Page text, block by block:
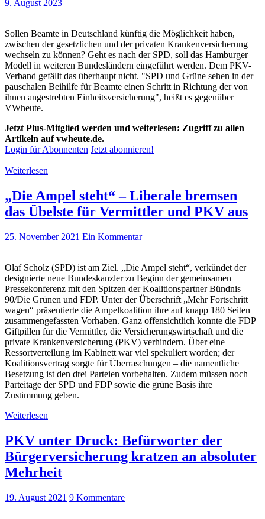
9. August 2023
Sollen Beamte in Deutschland künftig die Möglichkeit haben,
zwischen der gesetzlichen und der privaten Krankenversicherung
wechseln zu können? Geht es nach der SPD, soll das Hamburger
Modell in weiteren Bundesländern eingeführt werden. Dem PKV-
Verband gefällt das überhaupt nicht. "SPD und Grüne sehen in der
pauschalen Beihilfe für Beamte einen Schritt in Richtung der von
ihnen angestrebten Einheitsversicherung", heißt es gegenüber
VWheute.
Jetzt Plus-Mitglied werden und weiterlesen: Zugriff zu allen
Artikeln auf vwheute.de.
Login für Abonnenten Jetzt abonnieren!
Weiterlesen
„Die Ampel steht“ – Liberale bremsen
das Übelste für Vermittler und PKV aus
25. November 2021 Ein Kommentar
Olaf Scholz (SPD) ist am Ziel. „Die Ampel steht“, verkündet der
designierte neue Bundeskanzler zu Beginn der gemeinsamen
Pressekonferenz mit den Spitzen der Koalitionspartner Bündnis
90/Die Grünen und FDP. Unter der Überschrift „Mehr Fortschritt
wagen“ präsentierte die Ampelkoalition ihre auf knapp 180 Seiten
zusammengefassten Vorhaben. Ganz offensichtlich konnte die FDP
Giftpillen für die Vermittler, die Versicherungswirtschaft und die
private Krankenversicherung (PKV) verhindern. Über eine
Ressortverteilung im Kabinett war viel spekuliert worden; der
Koalitionsvertrag sorgte für Überraschungen – die namentliche
Besetzung ist den drei Parteien vorbehalten. Zudem müssen noch
Parteitage der SPD und FDP sowie die grüne Basis ihre
Zustimmung geben.
Weiterlesen
PKV unter Druck: Befürworter der
Bürgerversicherung kratzen an absoluter
Mehrheit
19. August 2021 9 Kommentare